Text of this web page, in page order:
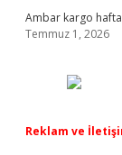
Ambar kargo hafta
Temmuz 1, 2026
Reklam ve